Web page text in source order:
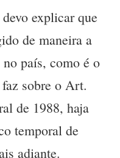
explicar que
de maneira a
país, como é o
sobre o Art.
de 1988, haja
temporal de
adiante.